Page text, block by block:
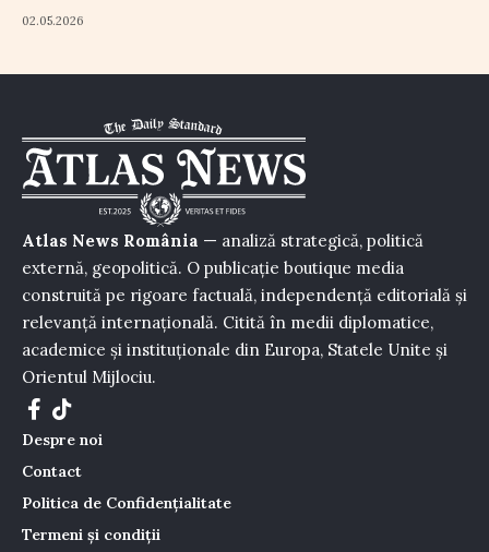
02.05.2026
Atlas News România — analiză strategică, politică
externă, geopolitică. O publicație boutique media
construită pe rigoare factuală, independență editorială și
relevanță internațională. Citită în medii diplomatice,
academice și instituționale din Europa, Statele Unite și
Orientul Mijlociu.
Despre noi
Contact
Politica de Confidențialitate
Termeni și condiții